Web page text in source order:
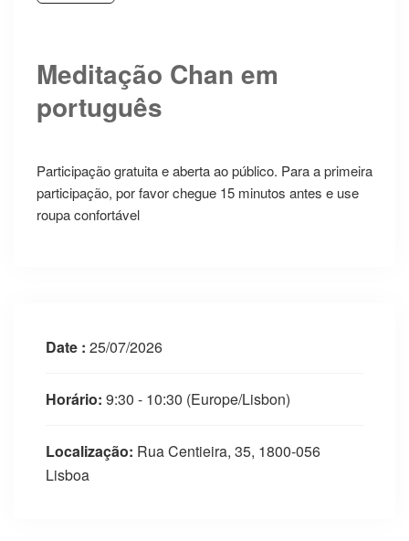
Meditação Chan em
português
Participação gratuita e aberta ao público. Para a primeira
participação, por favor chegue 15 minutos antes e use
roupa confortável
Date : 25/07/2026
Horário: 9:30 - 10:30 (Europe/Lisbon)
Localização: Rua Centieira, 35, 1800-056
Lisboa